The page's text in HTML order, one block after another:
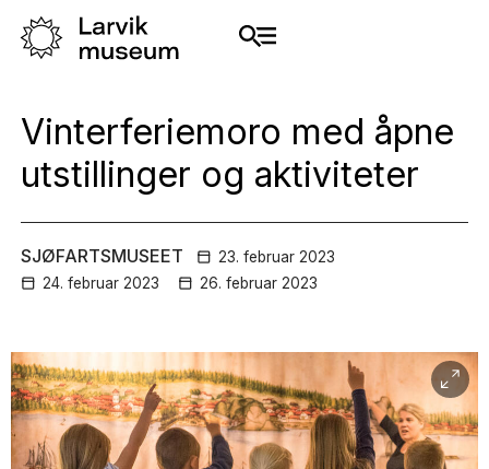
Vinterferiemoro med åpne
utstillinger og aktiviteter
SJØFARTSMUSEET 23. februar 2023
24. februar 2023 26. februar 2023